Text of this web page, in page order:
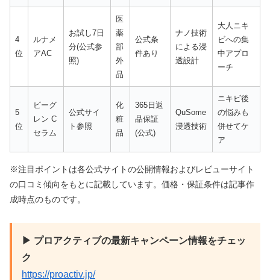
4
位
ルナメ
アAC
お試し7日
分(公式参
照)
医
薬
部
外
品
公式条
件あり
ナノ技術
による浸
透設計
大人ニキ
ビへの集
中アプロ
ーチ
5
位
ビーグ
レン C
セラム
公式サイ
ト参照
化
粧
品
365日返
品保証
(公式)
QuSome
浸透技術
ニキビ後
の悩みも
併せてケ
ア
※注目ポイントは各公式サイトの公開情報およびレビューサイト
の口コミ傾向をもとに記載しています。価格・保証条件は記事作
成時点のものです。
▶ プロアクティブの最新キャンペーン情報をチェッ
ク
https://proactiv.jp/